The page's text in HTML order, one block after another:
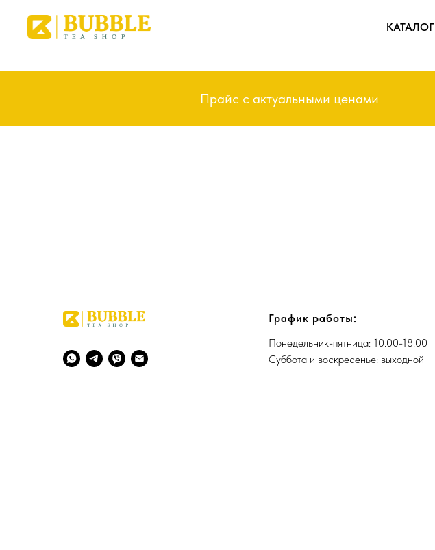
КАТАЛОГ
Прайс с актуальными ценами
График работы:
Понедельник-пятница: 10.00-18.00
Суббота и воскресенье: выходной
КАТАЛОГ